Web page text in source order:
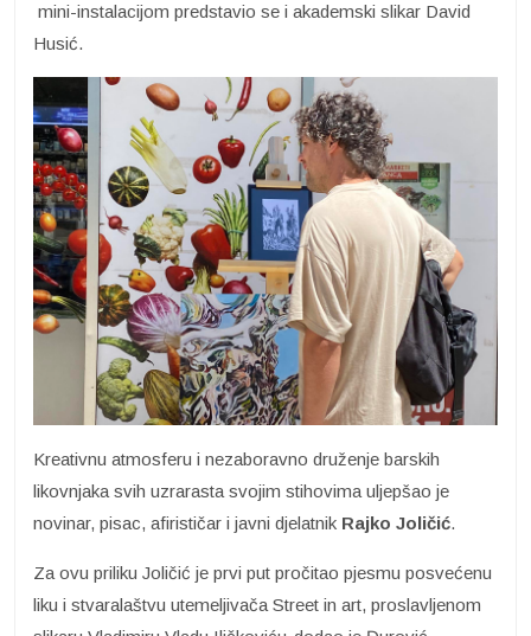
mini-instalacijom predstavio se i akademski slikar David
Husić.
Kreativnu atmosferu i nezaboravno druženje barskih
likovnjaka svih uzrarasta svojim stihovima uljepšao je
novinar, pisac, afirističar i javni djelatnik Rajko Joličić.
Za ovu priliku Joličić je prvi put pročitao pjesmu posvećenu
liku i stvaralaštvu utemeljivača Street in art, proslavljenom